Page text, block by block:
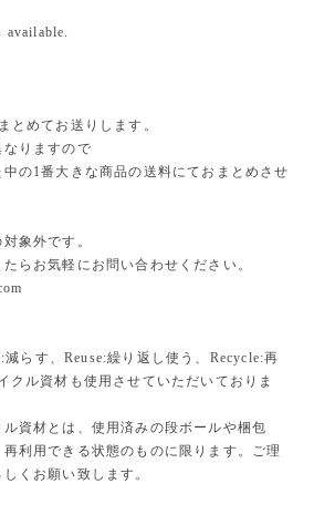
available.
とめてお送りします。
りますので
の1番大きな商品の送料にておまとめさせ
象外です。
らお気軽にお問い合わせください。
らす、Reuse:繰り返し使う、Recycle:再
クル資材も使用させていただいておりま
資材とは、使用済みの段ボールや梱包
利用できる状態のものに限ります。ご理
くお願い致します。